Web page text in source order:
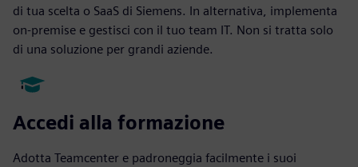
di tua scelta o SaaS di Siemens. In alternativa, implementa
on-premise e gestisci con il tuo team IT. Non si tratta solo
di una soluzione per grandi aziende.
Accedi alla formazione
Adotta Teamcenter e padroneggia facilmente i suoi